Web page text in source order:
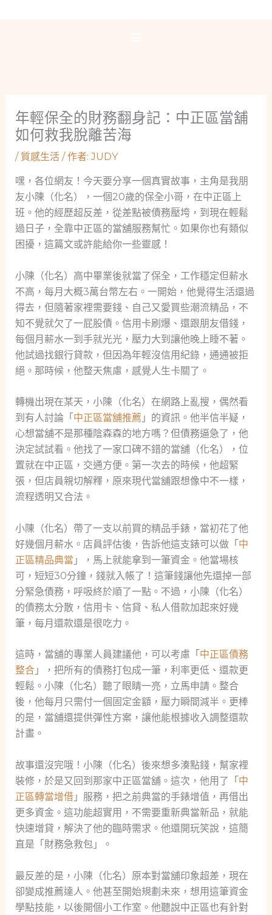
年輕保全的財務翻身記：中正區當舖
如何救我脫離苦海
/ 質感生活/ 作者:JUDY
嘿，各位網友！今天要分享一個真實故事，主角是我朋
友小陳（化名），一個20歲的保全小哥，在中正區上
班。他的經歷超反差，從差點被債務壓垮，到現在輕鬆
過日子，全靠中正區的當舖服務幫忙。如果你也有類似
困擾，這篇文或許能給你一些靈感！
小陳（化名）高中畢業後就當了保全，工作穩定但薪水
不高，每月大概3萬台幣左右。一開始，他覺得生活還過
得去，但隨著家裡需要錢、自己又愛買些潮流精品，不
知不覺就欠了一屁股債。信用卡刷爆、還跟朋友借錢，
每個月薪水一到手就光光，壓力大到讓他晚上睡不著。
他試過找銀行貸款，但因為年輕沒信用紀錄，通通被拒
絕。那時候，他整天焦慮，感覺人生卡關了。
轉機出現在某天，小陳（化名）在網路上亂搜，偶然看
到有人討論「 中正區當舖推薦 」的資訊。他半信半疑，
心想當舖不是那種陰森森的地方嗎？但債務逼急了，他
決定試試看。他找了一家口碑不錯的當舖（化名），位
置就在中正區，交通方便。第一次去的時候，他超緊
張，但店員親切解釋，原來現代當舖跟想像中不一樣，
流程透明又合法。
小陳（化名）帶了一支以前買的精品手錶，當初花了他
好幾個月薪水。店員評估後，告訴他這支錶可以做「 中
正區精品典當 」，馬上就能拿到一筆資金。他當場核
可，短短30分鐘，錢就入帳了！這筆錢讓他先還掉一部
分緊急債務，呼吸終於順了一點。不過，小陳（化名）
的債務太分散，信用卡、信貸、私人借款加起來好幾
筆，每月還款還是很吃力。
這時，當舖的專業人員建議他，可以考慮「 中正區債務
整合」，把所有的債務打包成一筆，利率更低、還款更
輕鬆。小陳（化名）聽了眼睛一亮，立馬申請。整合
後，他每月只需付一個固定金額，壓力瞬間減半。更棒
的是，當舖還提供彈性方案，讓他能根據收入調整還款
計畫。
故事還沒完哦！小陳（化名）後來想多湊點錢，幫家裡
裝修，於是又回到那家中正區當舖。這次，他用了「 中
正區轉當增借」服務，把之前典當的手錶增值，再借出
更多資金。這功能超實用，不需要重新典當新品，就能
快速增貸，解決了他的臨時需求。他還開玩笑說，這簡
直是「財務急救包」。
最反差的是，小陳（化名）原本對當舖印象超差，現在
卻變成推薦達人。他甚至開始規劃未來，想用這筆資金
學點技能，以後開個小工作室。他聽說中正區也有針對